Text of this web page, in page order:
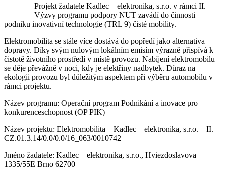
Projekt žadatele Kadlec – elektronika, s.r.o. v rámci II.
Výzvy programu podpory NUT zavádí do činnosti
podniku inovativní technologie (TRL 9) čisté mobility.
Elektromobilita se stále více dostává do popředí jako alternativa
dopravy. Díky svým nulovým lokálním emisím výrazně přispívá k
čistotě životního prostředí v místě provozu. Nabíjení elektromobilu
se děje převážně v noci, kdy je elektřiny nadbytek. Důraz na
ekologii provozu byl důležitým aspektem při výběru automobilu v
rámci projektu.
Název programu: Operační program Podnikání a inovace pro
konkurenceschopnost (OP PIK)
Název projektu: Elektromobilita – Kadlec – elektronika, s.r.o. – II.
CZ.01.3.14/0.0/0.0/16_063/0010742
Jméno žadatele: Kadlec – elektronika, s.r.o., Hviezdoslavova
1335/55E Brno 62700